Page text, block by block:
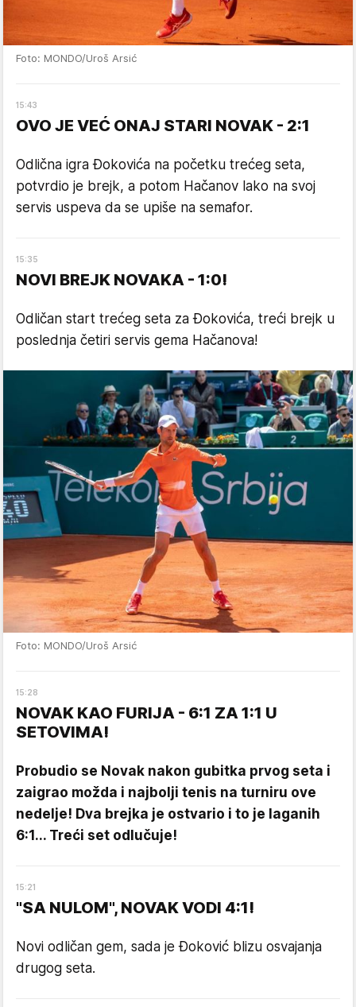
Foto: MONDO/Uroš Arsić
15:43
OVO JE VEĆ ONAJ STARI NOVAK - 2:1
Odlična igra Đokovića na početku trećeg seta,
potvrdio je brejk, a potom Hačanov lako na svoj
servis uspeva da se upiše na semafor.
15:35
NOVI BREJK NOVAKA - 1:0!
Odličan start trećeg seta za Đokovića, treći brejk u
poslednja četiri servis gema Hačanova!
Foto: MONDO/Uroš Arsić
15:28
NOVAK KAO FURIJA - 6:1 ZA 1:1 U
SETOVIMA!
Probudio se Novak nakon gubitka prvog seta i
zaigrao možda i najbolji tenis na turniru ove
nedelje! Dva brejka je ostvario i to je laganih
6:1... Treći set odlučuje!
15:21
"SA NULOM", NOVAK VODI 4:1!
Novi odličan gem, sada je Đoković blizu osvajanja
drugog seta.